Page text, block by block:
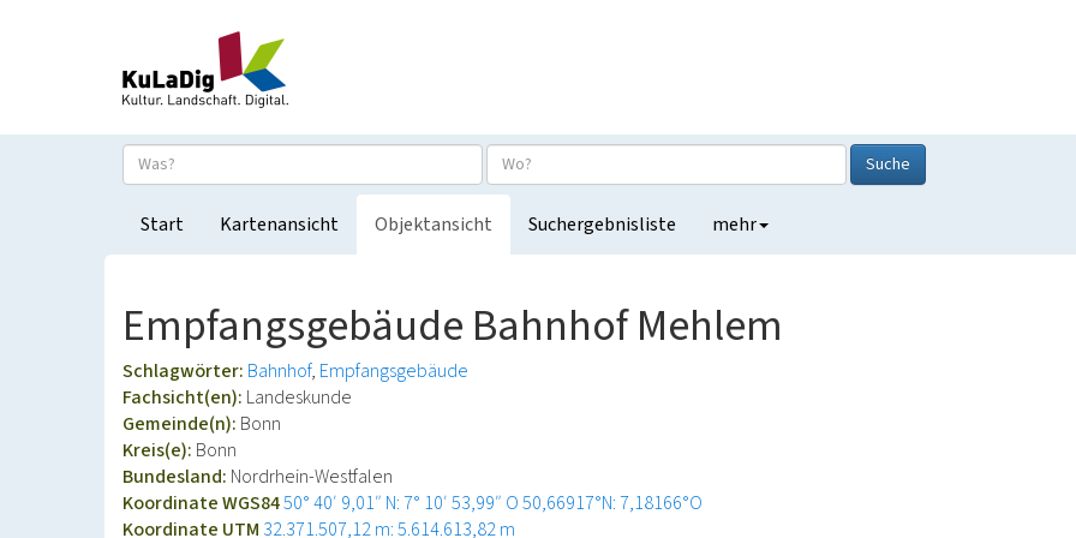
Suche
Start Kartenansicht Objektansicht Suchergebnisliste mehr
Empfangsgebäude Bahnhof Mehlem
Schlagwörter: Bahnhof Empfangsgebäude
Fachsicht(en): Landeskunde
Gemeinde(n): Bonn
Kreis(e): Bonn
Bundesland: Nordrhein-Westfalen
Koordinate WGS8450° 40′ 9,01″ N: 7° 10′ 53,99″ O50,66917°N: 7,18166°O
Koordinate UTM 32.371.507,12 m: 5.614.613,82 m